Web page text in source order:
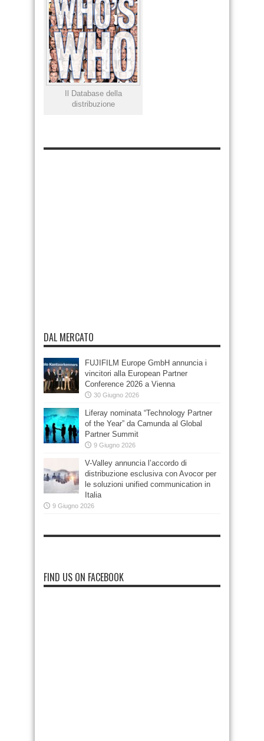
Il Database della
distribuzione
DAL MERCATO
FUJIFILM Europe GmbH annuncia i
vincitori alla European Partner
Conference 2026 a Vienna
30 Giugno 2026
Liferay nominata “Technology Partner
of the Year” da Camunda al Global
Partner Summit
9 Giugno 2026
V-Valley annuncia l’accordo di
distribuzione esclusiva con Avocor per
le soluzioni unified communication in
Italia
9 Giugno 2026
FIND US ON FACEBOOK